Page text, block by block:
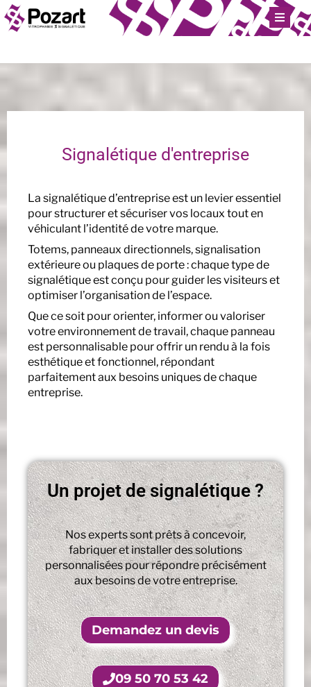
Signalétique d'entreprise
La signalétique d’entreprise est un levier essentiel
pour structurer et sécuriser vos locaux tout en
véhiculant l’identité de votre marque.
Totems, panneaux directionnels, signalisation
extérieure ou plaques de porte : chaque type de
signalétique est conçu pour guider les visiteurs et
optimiser l’organisation de l’espace.
Que ce soit pour orienter, informer ou valoriser
votre environnement de travail, chaque panneau
est personnalisable pour offrir un rendu à la fois
esthétique et fonctionnel, répondant
parfaitement aux besoins uniques de chaque
entreprise.
Un projet de signalétique ?
Nos experts sont prêts à concevoir,
fabriquer et installer des solutions
personnalisées pour répondre précisément
aux besoins de votre entreprise.
Demandez un devis
09 50 70 53 42